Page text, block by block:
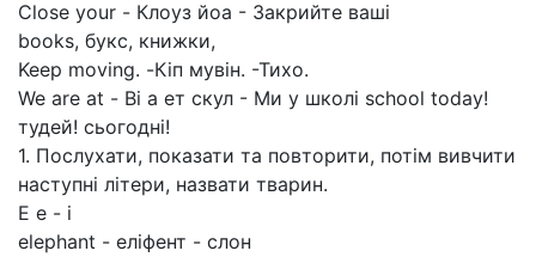
Close your - Клоуз йоа - Закрийте ваші
books, букс, книжки,
Keep moving. -Кіп мувін. -Тихо.
We are at - Ві а ет скул - Ми у школі school today!
тудей! сьогодні!
1. Послухати, показати та повторити, потім вивчити
наступні літери, назвати тварин.
Е е - і
elephant - еліфент - слон